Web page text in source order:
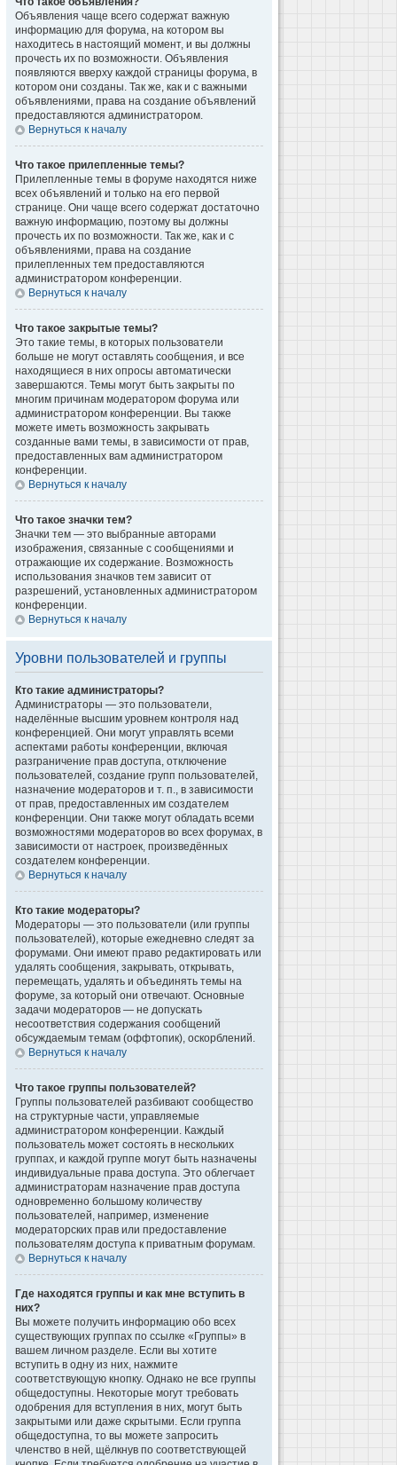
Объявления чаще всего содержат важную
информацию для форума, на котором вы
находитесь в настоящий момент, и вы должны
прочесть их по возможности. Объявления
появляются вверху каждой страницы форума, в
котором они созданы. Так же, как и с важными
объявлениями, права на создание объявлений
предоставляются администратором.
Вернуться к началу
Что такое прилепленные темы?
Прилепленные темы в форуме находятся ниже
всех объявлений и только на его первой
странице. Они чаще всего содержат достаточно
важную информацию, поэтому вы должны
прочесть их по возможности. Так же, как и с
объявлениями, права на создание
прилепленных тем предоставляются
администратором конференции.
Вернуться к началу
Что такое закрытые темы?
Это такие темы, в которых пользователи
больше не могут оставлять сообщения, и все
находящиеся в них опросы автоматически
завершаются. Темы могут быть закрыты по
многим причинам модератором форума или
администратором конференции. Вы также
можете иметь возможность закрывать
созданные вами темы, в зависимости от прав,
предоставленных вам администратором
конференции.
Вернуться к началу
Что такое значки тем?
Значки тем — это выбранные авторами
изображения, связанные с сообщениями и
отражающие их содержание. Возможность
использования значков тем зависит от
разрешений, установленных администратором
конференции.
Вернуться к началу
Уровни пользователей и группы
Кто такие администраторы?
Администраторы — это пользователи,
наделённые высшим уровнем контроля над
конференцией. Они могут управлять всеми
аспектами работы конференции, включая
разграничение прав доступа, отключение
пользователей, создание групп пользователей,
назначение модераторов и т. п., в зависимости
от прав, предоставленных им создателем
конференции. Они также могут обладать всеми
возможностями модераторов во всех форумах, в
зависимости от настроек, произведённых
создателем конференции.
Вернуться к началу
Кто такие модераторы?
Модераторы — это пользователи (или группы
пользователей), которые ежедневно следят за
форумами. Они имеют право редактировать или
удалять сообщения, закрывать, открывать,
перемещать, удалять и объединять темы на
форуме, за который они отвечают. Основные
задачи модераторов — не допускать
несоответствия содержания сообщений
обсуждаемым темам (оффтопик), оскорблений.
Вернуться к началу
Что такое группы пользователей?
Группы пользователей разбивают сообщество
на структурные части, управляемые
администратором конференции. Каждый
пользователь может состоять в нескольких
группах, и каждой группе могут быть назначены
индивидуальные права доступа. Это облегчает
администраторам назначение прав доступа
одновременно большому количеству
пользователей, например, изменение
модераторских прав или предоставление
пользователям доступа к приватным форумам.
Вернуться к началу
Где находятся группы и как мне вступить в
них?
Вы можете получить информацию обо всех
существующих группах по ссылке «Группы» в
вашем личном разделе. Если вы хотите
вступить в одну из них, нажмите
соответствующую кнопку. Однако не все группы
общедоступны. Некоторые могут требовать
одобрения для вступления в них, могут быть
закрытыми или даже скрытыми. Если группа
общедоступна, то вы можете запросить
членство в ней, щёлкнув по соответствующей